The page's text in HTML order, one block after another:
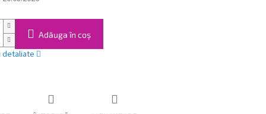
Adăuga în coş
detaliate